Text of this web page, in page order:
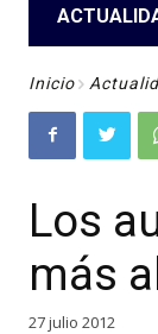
Inicio
Los
más
27 julio 2012